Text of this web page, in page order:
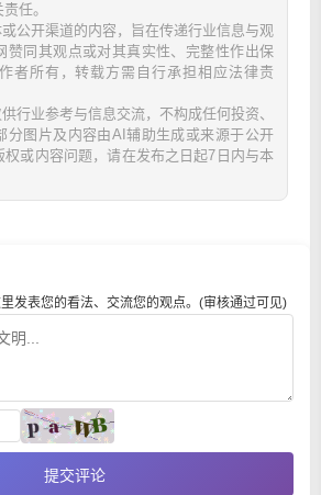
任。
公开渠道的内容，旨在传递行业信息与观
赞同其观点或对其真实性、完整性作出保
者所有，转载方需自行承担相应法律责
行业参考与信息交流，不构成任何投资、
分图片及内容由AI辅助生成或来源于公开
权或内容问题，请在发布之日起7日内与本
发表您的看法、交流您的观点。(审核通过可见)
提交评论